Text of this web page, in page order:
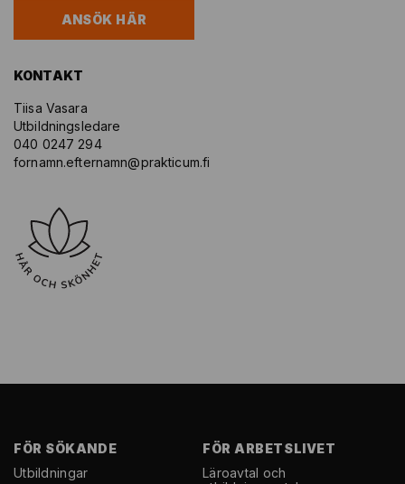
ANSÖK HÄR
KONTAKT
Tiisa Vasara
Utbildningsledare
040 0247 294
fornamn.efternamn@prakticum.fi
FÖR SÖKANDE
Utbildningar
FÖR ARBETSLIVET
Läroavtal och